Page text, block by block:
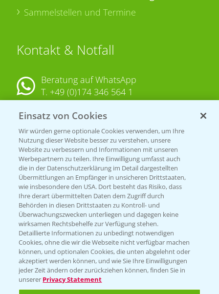
Sammelstellen und Termine
Kontakt & Notfall
Beratung auf WhatsApp
T. +49 (0)174 346 564 1
KONTAKT
Hilfe in Notfällen
T.+49 (0)214/30-20220
Folgen Sie uns
Einsatz von Cookies
Wir würden gerne optionale Cookies verwenden, um Ihre
Nutzung dieser Website besser zu verstehen, unsere
Website zu verbessern und Informationen mit unseren
Werbepartnern zu teilen. Ihre Einwilligung umfasst auch
die in der Datenschutzerklärung im Detail dargestellten
Übermittlungen an Empfänger in unsicheren Drittstaaten,
wie insbesondere den USA. Dort besteht das Risiko, dass
Ihre derart übermittelten Daten dem Zugriff durch
Behörden in diesen Drittstaaten zu Kontroll- und
Überwachungszwecken unterliegen und dagegen keine
wirksamen Rechtsbehelfe zur Verfügung stehen.
Detaillierte Informationen zu unbedingt notwendigen
Cookies, ohne die wir die Webseite nicht verfügbar machen
können, und optionalen Cookies, die unten abgelehnt oder
akzeptiert werden können, und wie Sie Ihre Einwilligungen
jeder Zeit ändern oder zurückziehen können, finden Sie in
unserer Privacy Statement